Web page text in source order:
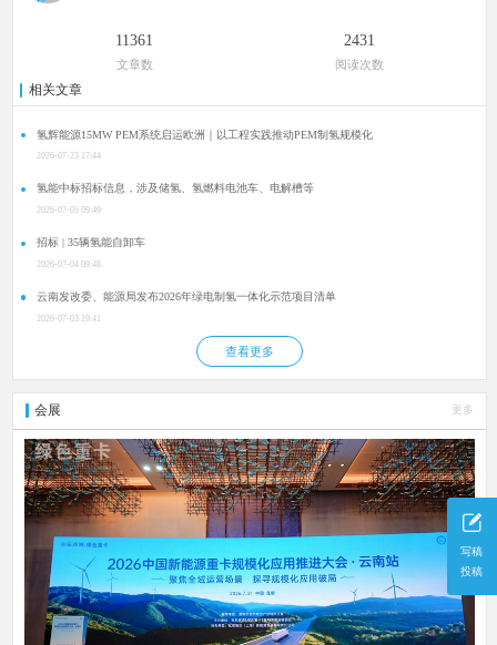
写稿
投稿
11361
文章数
2431
阅读次数
相关文章
氢辉能源15MW PEM系统启运欧洲｜以工程实践推动PEM制氢规模化
2026-07-23 17:44
氢能中标招标信息，涉及储氢、氢燃料电池车、电解槽等
2026-07-05 09:49
招标 | 35辆氢能自卸车
2026-07-04 09:48
云南发改委、能源局发布2026年绿电制氢一体化示范项目清单
2026-07-03 19:41
查看更多
会展 更多